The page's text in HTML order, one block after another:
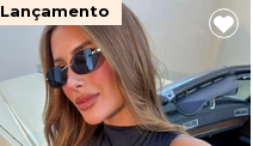
Lançamento